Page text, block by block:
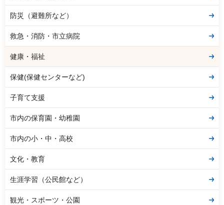
防災（避難所など）
救急・消防・市立病院
健康・福祉
保健(保健センターなど)
子育て支援
市内の保育園・幼稚園
市内の小・中・高校
文化・教育
生涯学習（公民館など）
観光・スポーツ・公園